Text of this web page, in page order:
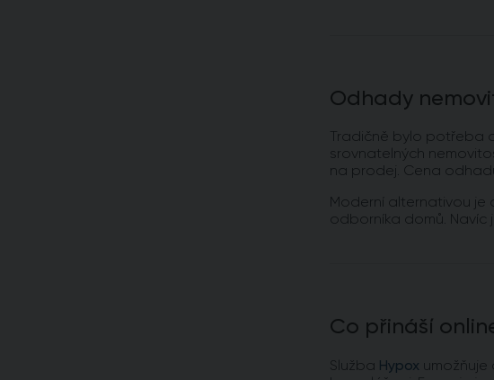
Odhady
Tradičně bylo potřeba
srovnatelných
na prodej. Cena
Moderní alternativou je
odborníka domů. Navíc
Co přináší
Služba Hypox